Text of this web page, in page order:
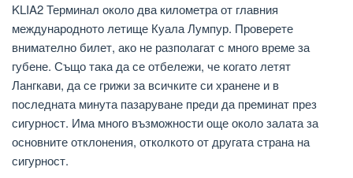
KLIA2 Терминал около два километра от главния
международното летище Куала Лумпур. Проверете
внимателно билет, ако не разполагат с много време за
губене. Също така да се отбележи, че когато летят
Лангкави, да се грижи за всичките си хранене и в
последната минута пазаруване преди да преминат през
сигурност. Има много възможности още около залата за
основните отклонения, отколкото от другата страна на
сигурност.